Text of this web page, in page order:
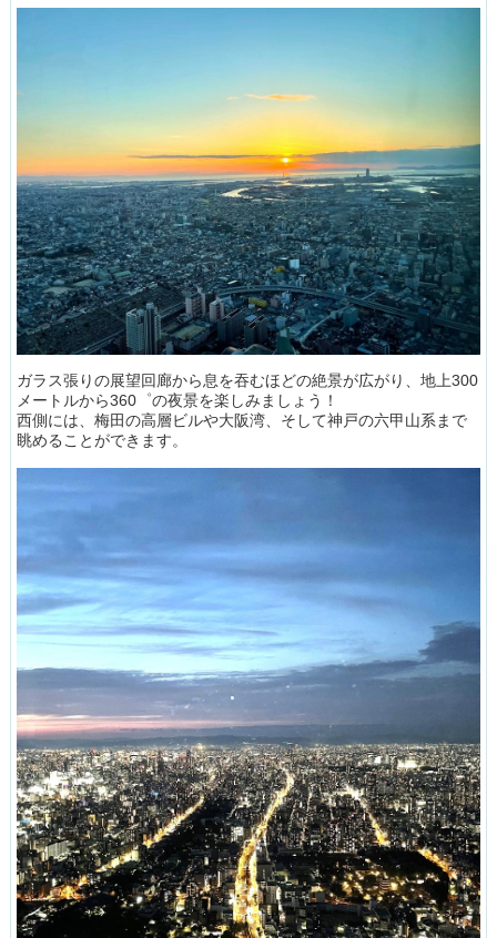
ガラス張りの展望回廊から息を吞むほどの絶景が広がり、地上300
メートルから360゜の夜景を楽しみましょう！
西側には、梅田の高層ビルや大阪湾、そして神戸の六甲山系まで
眺めることができます。